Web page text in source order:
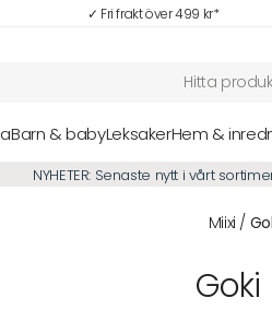
✓ Fri frakt över 499 kr*
Barn & babyLeksakerHem &
NYHETER: Senaste nytt i vårt
Miixi /
Goki